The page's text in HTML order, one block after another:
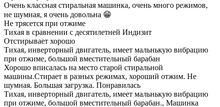
Очень классная стиральная машинка, очень много режимов,
не шумная, я очень довольна 😁
Не трясется при отжиме
Тихая в сравнении с десятилетней Индизит
Отстирывает хорошо
Тихая, инверторный двигатель, имеет мальнькую вибрацию
при отжиме, большой вместительный барабан
Хорошо вписалась на место старой стиральной
машины.Стирает в разных режимах, хороший отжим. Не
шумная. Большая загрузка. Понравилась
Тихая, инверторный двигатель, имеет мальнькую вибрацию
при отжиме, большой вместительный барабан., Машинка